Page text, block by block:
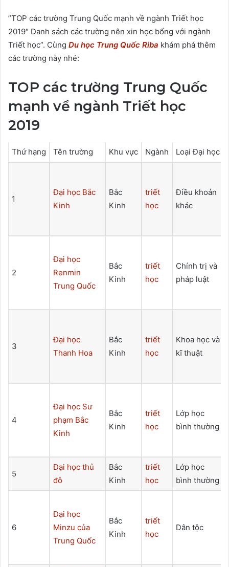
”TOP các trường Trung Quốc mạnh về ngành Triết học
2019″ Danh sách các trường nên xin học bổng với ngành
Triết học”. Cùng Du học Trung Quốc Riba khám phá thêm
các trường này nhé:
TOP các trường Trung Quốc
mạnh về ngành Triết học
2019
Thứ hạng Tên trường Khu vực Ngành Loại Đại học
1
Đại học Bắc
Kinh
Bắc
Kinh
triết
học
Điều khoản
khác
2
Đại học
Renmin
Trung Quốc
Bắc
Kinh
triết
học
Chính trị và
pháp luật
3
Đại học
Thanh Hoa
Bắc
Kinh
triết
học
Khoa học và
kĩ thuật
4
Đại học Sư
phạm Bắc
Kinh
Bắc
Kinh
triết
học
Lớp học
bình thường
5
Đại học thủ
đô
Bắc
Kinh
triết
học
Lớp học
bình thường
6
Đại học
Minzu của
Trung Quốc
Bắc
Kinh
triết
học
Dân tộc